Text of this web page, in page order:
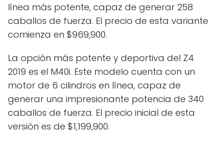
línea más potente, capaz de generar 258
caballos de fuerza. El precio de esta variante
comienza en $969,900.
La opción más potente y deportiva del Z4
2019 es el M40i. Este modelo cuenta con un
motor de 6 cilindros en línea, capaz de
generar una impresionante potencia de 340
caballos de fuerza. El precio inicial de esta
versión es de $1,199,900.